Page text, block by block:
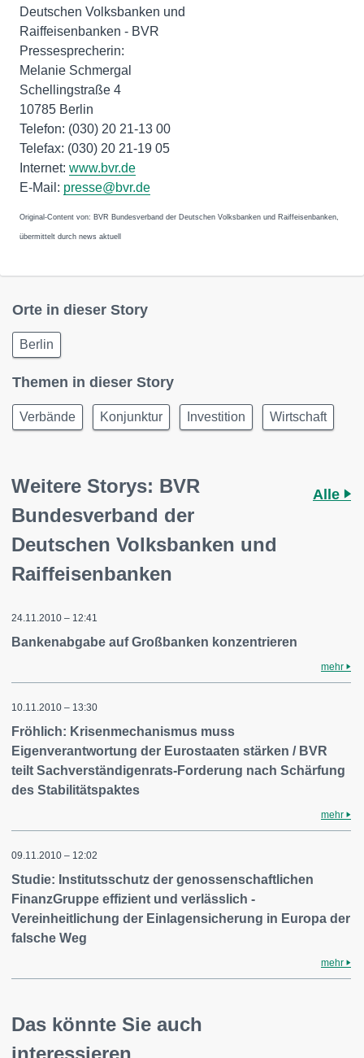
Deutschen Volksbanken und
Raiffeisenbanken - BVR
Pressesprecherin:
Melanie Schmergal
Schellingstraße 4
10785 Berlin
Telefon: (030) 20 21-13 00
Telefax: (030) 20 21-19 05
Internet: www.bvr.de
E-Mail: presse@bvr.de
Original-Content von: BVR Bundesverband der Deutschen Volksbanken und Raiffeisenbanken,
übermittelt durch news aktuell
Orte in dieser Story
Berlin
Themen in dieser Story
Verbände Konjunktur Investition Wirtschaft
Weitere Storys: BVR
Bundesverband der
Deutschen Volksbanken und
Raiffeisenbanken
Alle
24.11.2010 – 12:41
Bankenabgabe auf Großbanken konzentrieren
mehr
10.11.2010 – 13:30
Fröhlich: Krisenmechanismus muss
Eigenverantwortung der Eurostaaten stärken / BVR
teilt Sachverständigenrats-Forderung nach Schärfung
des Stabilitätspaktes
mehr
09.11.2010 – 12:02
Studie: Institutsschutz der genossenschaftlichen
FinanzGruppe effizient und verlässlich -
Vereinheitlichung der Einlagensicherung in Europa der
falsche Weg
mehr
Das könnte Sie auch
interessieren